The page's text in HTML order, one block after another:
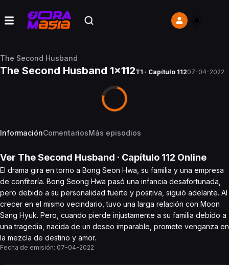
The Second Husband
The Second Husband 1x112T1 · Capítulo 11207-04-2022
InformaciónComentariosMás episodios
Ver The Second Husband · Capítulo 112 Online
El drama gira en torno a Bong Seon Hwa, su familia y una empresa
de confitería. Bong Seong Hwa pasó una infancia desafortunada,
pero debido a su personalidad fuerte y positiva, siguió adelante. Al
crecer en el mismo vecindario, tuvo una larga relación con Moon
Sang Hyuk. Pero, cuando pierde injustamente a su familia debido a
una tragedia, nacida de un deseo imparable, promete venganza en
la mezcla de destino y amor.
Fecha de emisión: 07-04-2022